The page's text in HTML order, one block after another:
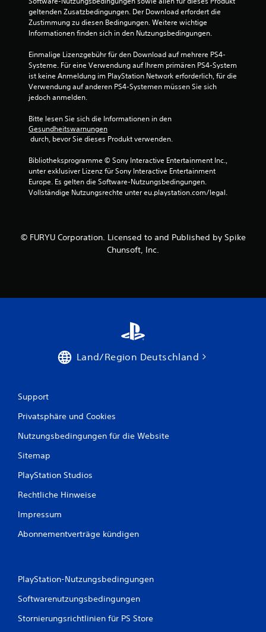
geltenden Zusatzbedingungen. Der Download erfordert die
Zustimmung zu diesen Bedingungen. Weitere wichtige
Informationen finden sich in den Nutzungsbedingungen.
Einmalige Lizenzgebühr für den Download auf mehrere PS4-
Systeme. Für eine Verwendung auf Ihrem primären PS4-System
ist keine Anmeldung im PlayStation Network erforderlich, für die
Verwendung auf anderen PS4-Systemen müssen Sie sich
jedoch anmelden.
Bitte lesen Sie sich die Informationen in den
Gesundheitswarnungen
durch, bevor Sie dieses Produkt verwenden.
Bibliotheksprogramme © Sony Interactive Entertainment Inc.,
unter exklusiver Lizenz für Sony Interactive Entertainment
Europe. Es gelten die Software-Nutzungsbedingungen.
Vollständige Nutzungsrechte unter eu.playstation.com/legal.
© FURYU Corporation. Licensed to and Published by Spike
Chunsoft, Inc.
Land/Region Deutschland
Support
Privatsphäre und Cookies
Nutzungsbedingungen für die Website
Sitemap
PlayStation Studios
Rechtliche Hinweise
Impressum
Abonnementverträge kündigen
PlayStation-Nutzungsbedingungen
Softwarenutzungsbedingungen
Stornierungsrichtlinien für PS Store